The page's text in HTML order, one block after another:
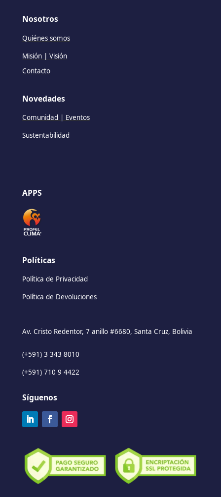
Nosotros
Quiénes somos
Misión | Visión
Contacto
Novedades
Comunidad | Eventos
Sustentabilidad
APPS
Políticas
Política de Privacidad
Política de Devoluciones
Av. Cristo Redentor, 7 anillo #6680, Santa Cruz, Bolivia
(+591) 3 343 8010
(+591) 710 9 4422
Síguenos